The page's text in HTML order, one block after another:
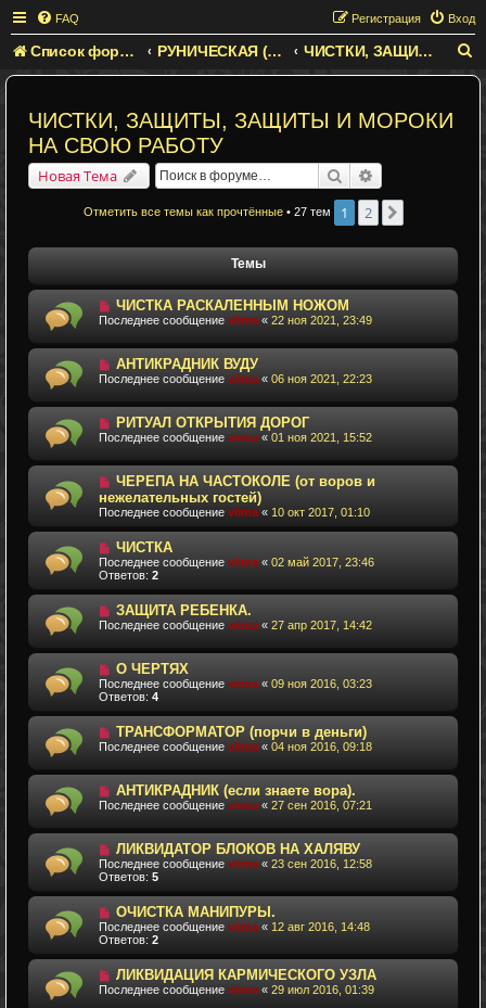
FAQ Вход
Регистрация
Список форумов РУНИЧЕСКАЯ (ГРАФИЧЕСКАЯ) МАГИЯ ЧИСТКИ, ЗАЩИТЫ, ЗАЩИТЫ И МОРОКИ НА СВОЮ РАБОТУ
о
ЧИСТКИ, ЗАЩИТЫ, ЗАЩИТЫ И МОРОКИ
НА СВОЮ РАБОТУ
Новая Тема Поиск
Отметить все темы как прочтённые• 27 тем 1 2
Темы
ЧИСТКА РАСКАЛЕННЫМ НОЖОМ
Последнее сообщение viima « 22 ноя 2021, 23:49
АНТИКРАДНИК ВУДУ
Последнее сообщение viima « 06 ноя 2021, 22:23
РИТУАЛ ОТКРЫТИЯ ДОРОГ
Последнее сообщение viima « 01 ноя 2021, 15:52
ЧЕРЕПА НА ЧАСТОКОЛЕ (от воров и
нежелательных гостей)
Последнее сообщение viima « 10 окт 2017, 01:10
ЧИСТКА
Последнее сообщение viima « 02 май 2017, 23:46
Ответов: 2
ЗАЩИТА РЕБЕНКА.
Последнее сообщение viima « 27 апр 2017, 14:42
О ЧЕРТЯХ
Последнее сообщение viima « 09 ноя 2016, 03:23
Ответов: 4
ТРАНСФОРМАТОР (порчи в деньги)
Последнее сообщение viima « 04 ноя 2016, 09:18
АНТИКРАДНИК (если знаете вора).
Последнее сообщение viima « 27 сен 2016, 07:21
ЛИКВИДАТОР БЛОКОВ НА ХАЛЯВУ
Последнее сообщение viima « 23 сен 2016, 12:58
Ответов: 5
ОЧИСТКА МАНИПУРЫ.
Последнее сообщение viima « 12 авг 2016, 14:48
Ответов: 2
ЛИКВИДАЦИЯ КАРМИЧЕСКОГО УЗЛА
Последнее сообщение viima « 29 июл 2016, 01:39